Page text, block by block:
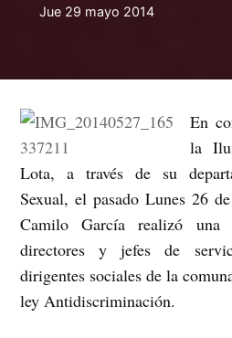
Jue 29 mayo 2014
En
la
Lota, a través de su
Sexual, el pasado Lunes 26
Camilo García realizó una
directores y jefes de
dirigentes sociales de la
ley Antidiscriminación.